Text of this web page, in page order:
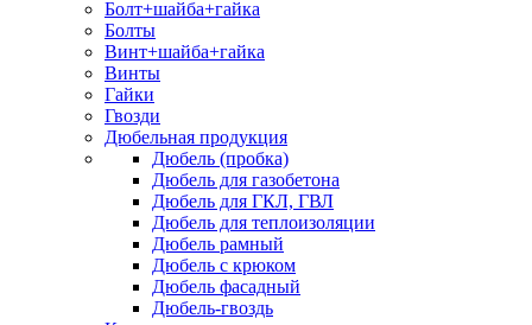
Болт+шайба+гайка
Болты
Винт+шайба+гайка
Винты
Гайки
Гвозди
Дюбельная продукция
Дюбель (пробка)
Дюбель для газобетона
Дюбель для ГКЛ, ГВЛ
Дюбель для теплоизоляции
Дюбель рамный
Дюбель с крюком
Дюбель фасадный
Дюбель-гвоздь